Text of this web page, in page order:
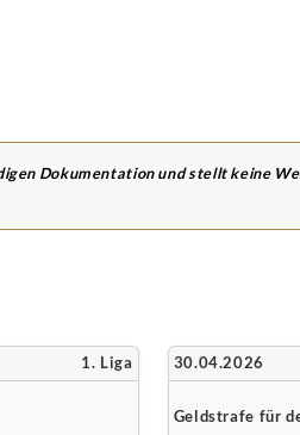
Dokumentation und stellt keine
1. Liga 30.04.2026
Geldstrafe für